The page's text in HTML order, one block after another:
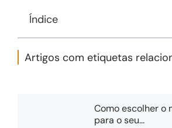
Índice
Artigos com etiquetas
Como escolher o
para o seu...